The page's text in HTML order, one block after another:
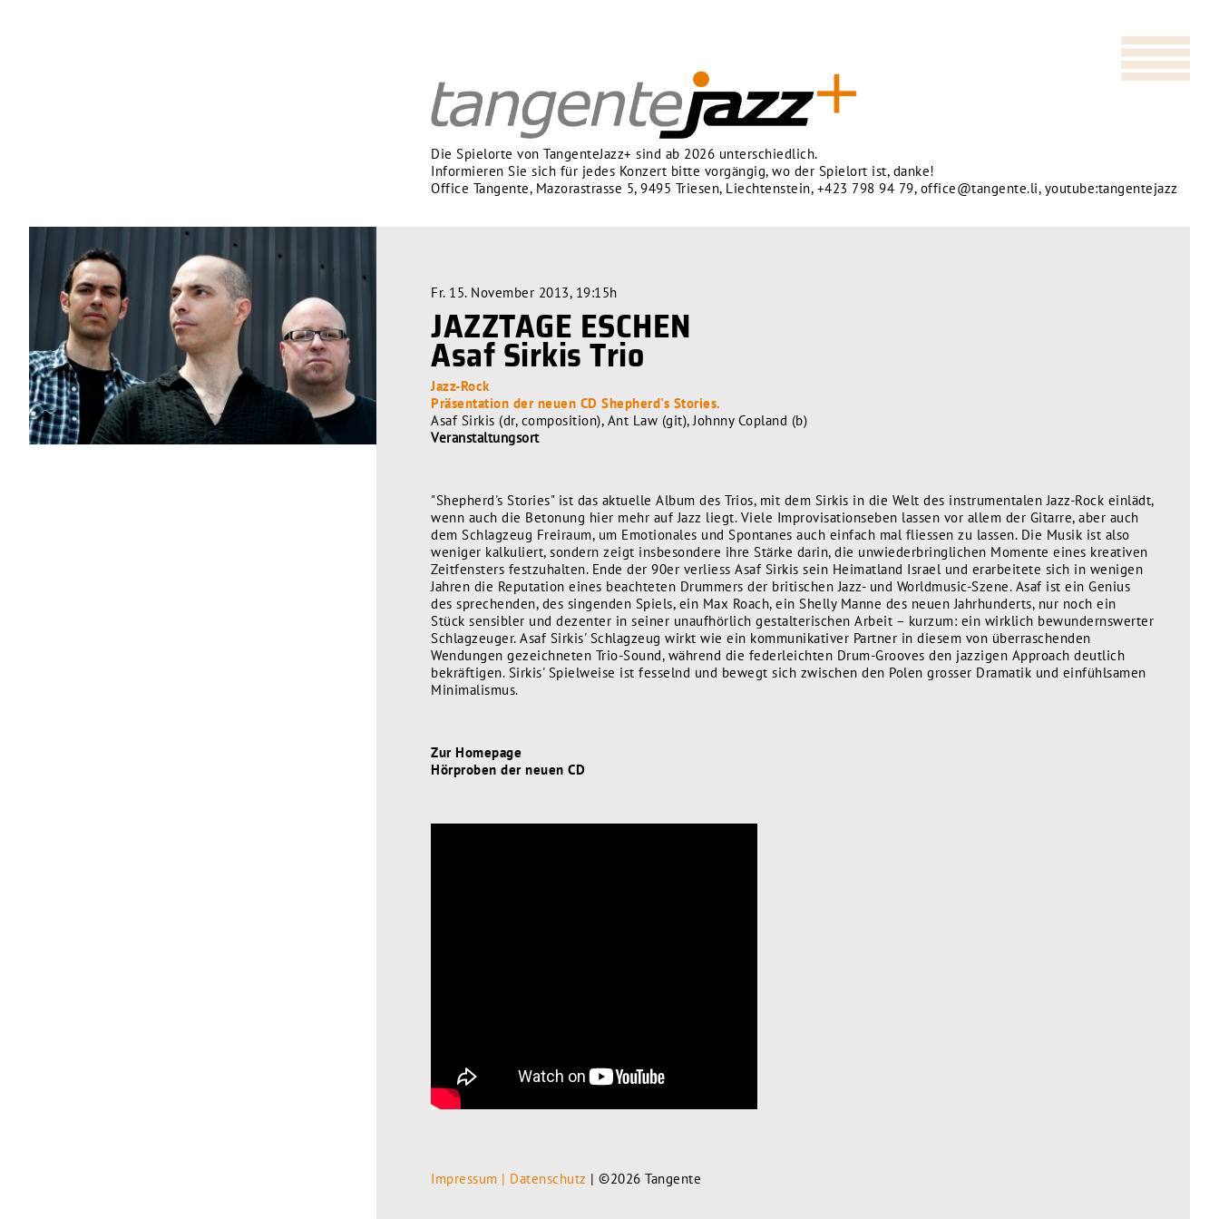
Die Spielorte von TangenteJazz+ sind ab 2026 unterschiedlich.
Informieren Sie sich für jedes Konzert bitte vorgängig, wo der Spielort ist, danke!
Office Tangente, Mazorastrasse 5, 9495 Triesen, Liechtenstein, +423 798 94 79, office@tangente.li, youtube:tangentejazz
Fr. 15. November 2013, 19:15h
JAZZTAGE ESCHEN
Asaf Sirkis Trio
Jazz-Rock
Präsentation der neuen CD Shepherd's Stories.
Asaf Sirkis (dr, composition), Ant Law (git), Johnny Copland (b)
Veranstaltungsort
"Shepherd's Stories" ist das aktuelle Album des Trios, mit dem Sirkis in die Welt des instrumentalen Jazz-Rock einlädt,
wenn auch die Betonung hier mehr auf Jazz liegt. Viele Improvisationseben lassen vor allem der Gitarre, aber auch
dem Schlagzeug Freiraum, um Emotionales und Spontanes auch einfach mal fliessen zu lassen. Die Musik ist also
weniger kalkuliert, sondern zeigt insbesondere ihre Stärke darin, die unwiederbringlichen Momente eines kreativen
Zeitfensters festzuhalten. Ende der 90er verliess Asaf Sirkis sein Heimatland Israel und erarbeitete sich in wenigen
Jahren die Reputation eines beachteten Drummers der britischen Jazz- und Worldmusic-Szene. Asaf ist ein Genius
des sprechenden, des singenden Spiels, ein Max Roach, ein Shelly Manne des neuen Jahrhunderts, nur noch ein
Stück sensibler und dezenter in seiner unaufhörlich gestalterischen Arbeit – kurzum: ein wirklich bewundernswerter
Schlagzeuger. Asaf Sirkis' Schlagzeug wirkt wie ein kommunikativer Partner in diesem von überraschenden
Wendungen gezeichneten Trio-Sound, während die federleichten Drum-Grooves den jazzigen Approach deutlich
bekräftigen. Sirkis' Spielweise ist fesselnd und bewegt sich zwischen den Polen grosser Dramatik und einfühlsamen
Minimalismus.
Zur Homepage
Hörproben der neuen CD
Impressum | Datenschutz | ©2026 Tangente